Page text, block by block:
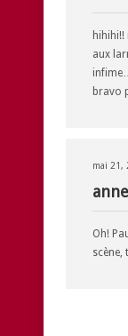
hihihi!!
aux
infime…
bravo
mai 21,
Oh!
scène,